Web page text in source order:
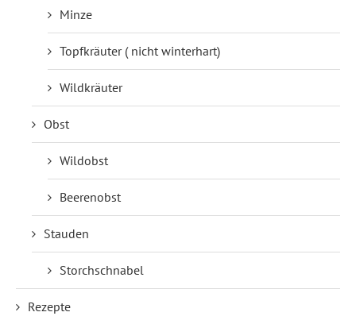
Minze
Topfkräuter ( nicht winterhart)
Wildkräuter
Obst
Wildobst
Beerenobst
Stauden
Storchschnabel
Rezepte